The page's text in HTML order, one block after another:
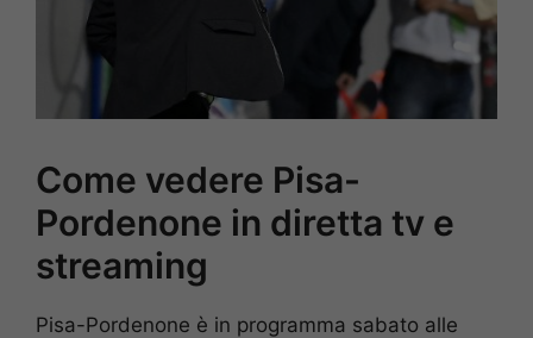
Come vedere Pisa-
Pordenone in diretta tv e
streaming
Pisa-Pordenone è in programma sabato alle